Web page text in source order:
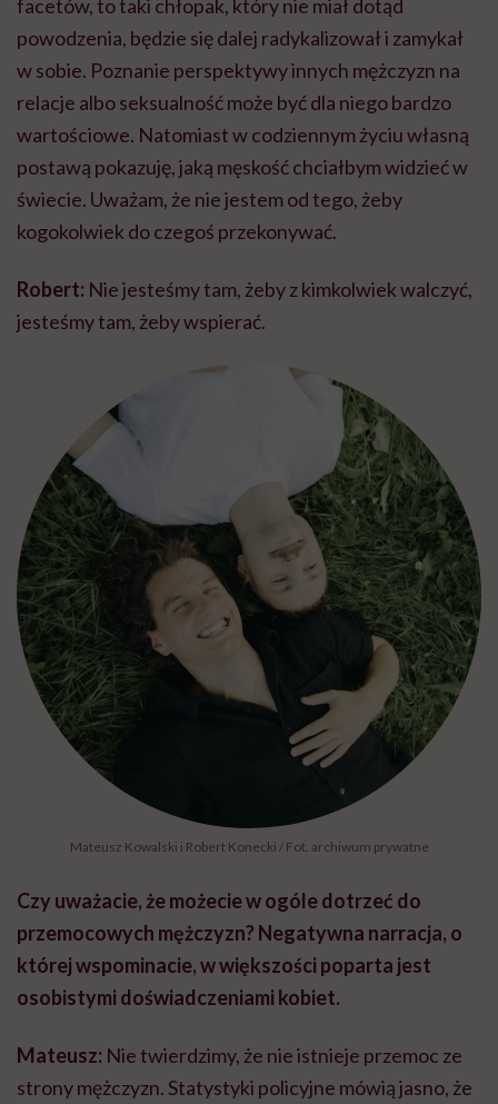
facetów, to taki chłopak, który nie miał dotąd
powodzenia, będzie się dalej radykalizował i zamykał
w sobie. Poznanie perspektywy innych mężczyzn na
relacje albo seksualność może być dla niego bardzo
wartościowe. Natomiast w codziennym życiu własną
postawą pokazuję, jaką męskość chciałbym widzieć w
świecie. Uważam, że nie jestem od tego, żeby
kogokolwiek do czegoś przekonywać.
Robert: Nie jesteśmy tam, żeby z kimkolwiek walczyć,
jesteśmy tam, żeby wspierać.
Mateusz Kowalski i Robert Konecki / Fot. archiwum prywatne
Czy uważacie, że możecie w ogóle dotrzeć do
przemocowych mężczyzn? Negatywna narracja, o
której wspominacie, w większości poparta jest
osobistymi doświadczeniami kobiet.
Mateusz: Nie twierdzimy, że nie istnieje przemoc ze
strony mężczyzn. Statystyki policyjne mówią jasno, że